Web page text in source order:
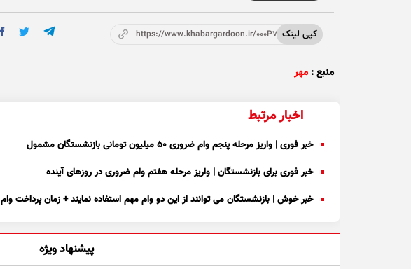
کپی لینک https://www.khabargardoon.ir/000P7f
منبع : مهر
اخبار مرتبط
خبر فوری | واریز مرحله پنجم وام ضروری ۵۰ میلیون تومانی بازنشستگان مشمول
خبر فوری برای بازنشستگان | واریز مرحله هفتم وام ضروری در روز‌های آینده
خبر خوش | بازنشستگان می توانند از این دو وام مهم استفاده نمایند + زمان پرداخت وام ۳۰ میلیون تومانی اعلام شد
پیشنهاد ویژه